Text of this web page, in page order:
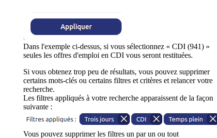
Dans l'exemple ci-dessus, si vous sélectionnez « CDI (941) »
seules les offres d'emploi en CDI vous seront restituées.
Si vous obtenez trop peu de résultats, vous pouvez supprimer
certains mots-clés ou certains filtres et critères et relancer votre
recherche.
Les filtres appliqués à votre recherche apparaissent de la façon
suivante :
Vous pouvez supprimer les filtres un par un ou tout